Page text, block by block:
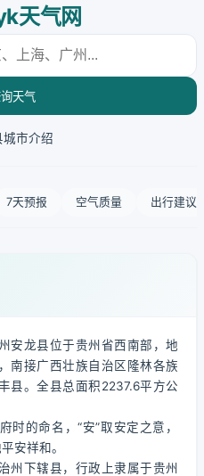
天气网
天气
城市介绍
7天预报 空气质量 出行建议
安龙县位于贵州省西南部，地
南接广西壮族自治区隆林各族
县。全县总面积2237.6平方公
时的命名，“安”取安定之意，
安祥和。
州下辖县，行政上隶属于贵州